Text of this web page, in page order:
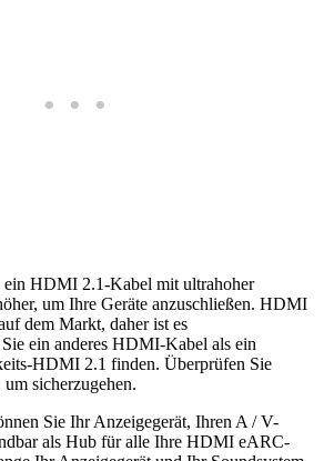
ein HDMI 2.1-Kabel mit ultrahoher
um Ihre Geräte anzuschließen. HDMI
dem Markt, daher ist es
ein anderes HDMI-Kabel als ein
HDMI 2.1 finden. Überprüfen Sie
sicherzugehen.
Sie Ihr Anzeigegerät, Ihren A / V-
als Hub für alle Ihre HDMI eARC-